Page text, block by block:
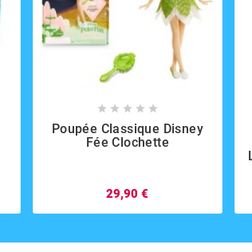
    
Poupée Classique Disney
Fée Clochette
29,90 €